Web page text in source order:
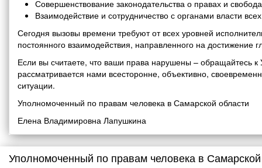
Совершенствование законодательства о правах и
Взаимодействие и сотрудничество с органами власти
Сегодня вызовы времени требуют от всех уровней
постоянного взаимодействия, направленного на
Если вы считаете, что ваши права нарушены – обращайтесь
рассматривается нами всесторонне, объективно,
ситуации.
Уполномоченный по правам человека в Самарской области
Елена Владимировна Лапушкина
Уполномоченный по правам человека в